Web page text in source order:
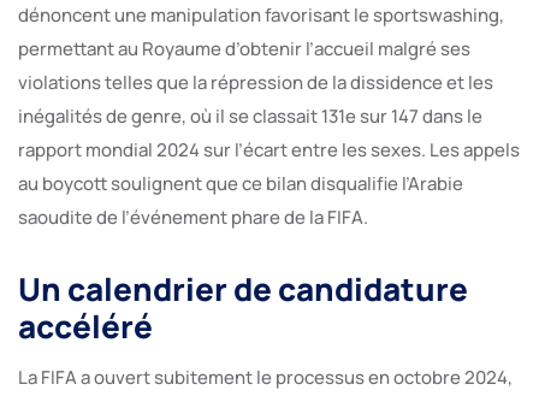
dénoncent une manipulation favorisant le sportswashing,
permettant au Royaume d’obtenir l’accueil malgré ses
violations telles que la répression de la dissidence et les
inégalités de genre, où il se classait 131e sur 147 dans le
rapport mondial 2024 sur l’écart entre les sexes. Les appels
au boycott soulignent que ce bilan disqualifie l’Arabie
saoudite de l’événement phare de la FIFA.
Un calendrier de candidature
accéléré
La FIFA a ouvert subitement le processus en octobre 2024,